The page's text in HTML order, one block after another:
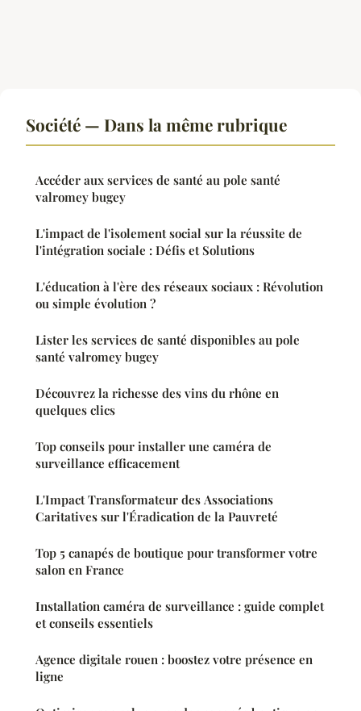
Société — Dans la même rubrique
Accéder aux services de santé au pole santé
valromey bugey
L'impact de l'isolement social sur la réussite de
l'intégration sociale : Défis et Solutions
L'éducation à l'ère des réseaux sociaux : Révolution
ou simple évolution ?
Lister les services de santé disponibles au pole
santé valromey bugey
Découvrez la richesse des vins du rhône en
quelques clics
Top conseils pour installer une caméra de
surveillance efficacement
L'Impact Transformateur des Associations
Caritatives sur l'Éradication de la Pauvreté
Top 5 canapés de boutique pour transformer votre
salon en France
Installation caméra de surveillance : guide complet
et conseils essentiels
Agence digitale rouen : boostez votre présence en
ligne